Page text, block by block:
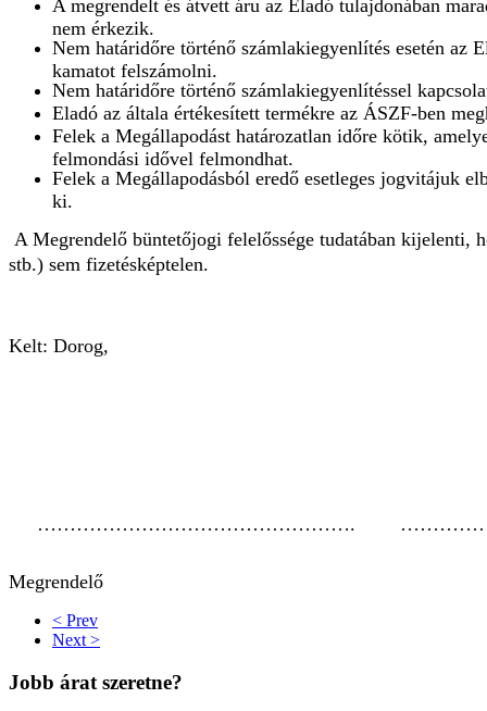
A megrendelt és átvett áru az Eladó tulajdonában
nem érkezik.
Nem határidőre történő számlakiegyenlítés esetén az
kamatot felszámolni.
Nem határidőre történő számlakiegyenlítéssel
Eladó az általa értékesített termékre az ÁSZF-ben
Felek a Megállapodást határozatlan időre kötik,
felmondási idővel felmondhat.
Felek a Megállapodásból eredő esetleges jogvitájuk
ki.
A Megrendelő büntetőjogi felelőssége tudatában
stb.) sem fizetésképtelen.
Kelt: Dorog,
………………………………………….
Megrendelő
< Prev
Next >
Jobb árat szeretne?